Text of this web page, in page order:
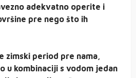
adekvatno operite i
pre nego što ih
zimski period pre nama,
u kombinaciji s vodom jedan